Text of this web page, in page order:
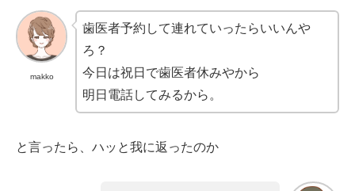
makko
歯医者予約して連れていったらいいんや
ろ？
今日は祝日で歯医者休みやから
明日電話してみるから。
と言ったら、ハッと我に返ったのか